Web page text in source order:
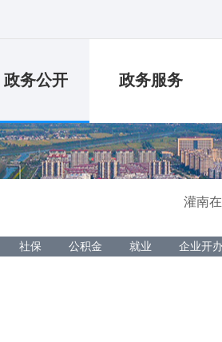
政务公开 政务服务
社保 公积金 就业 企业开